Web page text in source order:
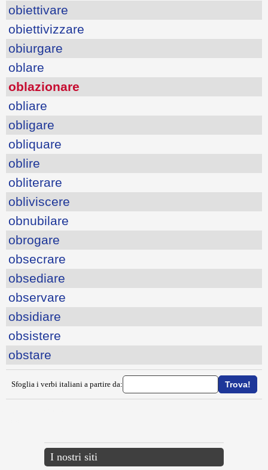
obiettivare
obiettivizzare
obiurgare
oblare
oblazionare
obliare
obligare
obliquare
oblire
obliterare
obliviscere
obnubilare
obrogare
obsecrare
obsediare
observare
obsidiare
obsistere
obstare
Sfoglia i verbi italiani a partire da:
I nostri siti